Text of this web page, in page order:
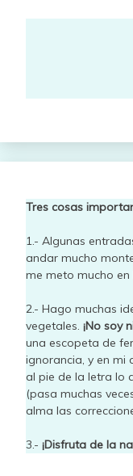
Tres cosas
1.- Algunas
andar mucho
me meto mucho en
2.- Hago muchas
vegetales. ¡No soy
una escopeta de
ignorancia, y en mi
al pie de la letra lo
(pasa muchas
alma las
3.- ¡Disfruta de la